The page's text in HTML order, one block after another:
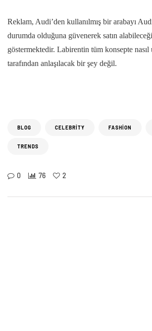
Reklam, Audi’den kullanılmış bir arabayı
durumda olduğuna güvenerek satın
göstermektedir. Labirentin tüm konsepte
tarafından anlaşılacak bir şey değil.
BLOG CELEBRITY FASHION
TRENDS
0 76 2